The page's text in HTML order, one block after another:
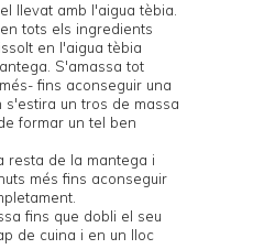
llevat amb l'aigua tèbia.
tots els ingredients
en l'aigua tèbia
S'amassa tot
fins aconseguir una
s'estira un tros de massa
formar un tel ben
resta de la mantega i
més fins aconseguir
fins que dobli el seu
de cuina i en un lloc